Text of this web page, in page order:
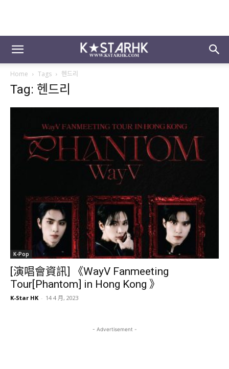
Home Tags 헨드리
Tag: 헨드리
K-Pop
[演唱會資訊] 《WayV Fanmeeting
Tour[Phantom] in Hong Kong 》
K-Star HK - 14 4 月, 2023
- Advertisement -